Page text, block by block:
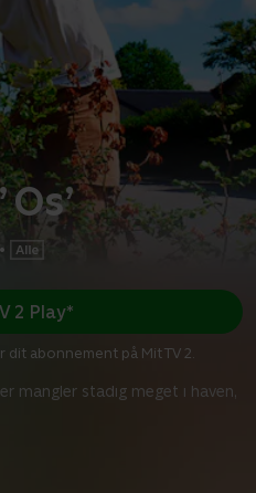
•
mangler stadig meget i haven,
2 Play*
dit abonnement på Mit TV 2.